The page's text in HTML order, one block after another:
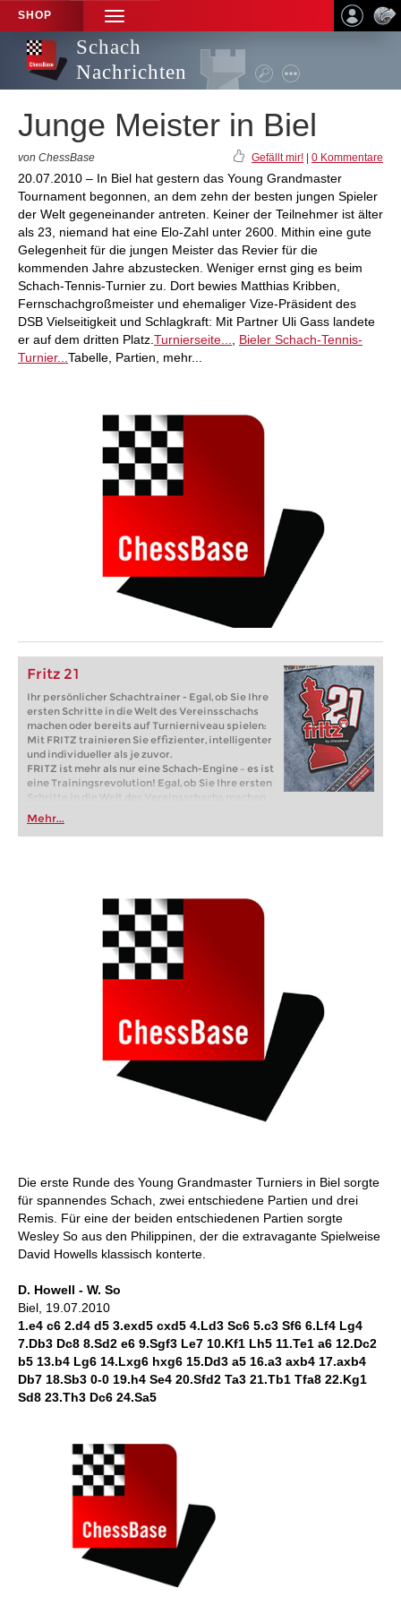
SHOP
TOGGLE
NAVIGATION
Schach
Nachrichten
Junge Meister in Biel
von ChessBase Gefällt mir! 0 Kommentare
20.07.2010 – In Biel hat gestern das Young Grandmaster
Tournament begonnen, an dem zehn der besten jungen Spieler
der Welt gegeneinander antreten. Keiner der Teilnehmer ist älter
als 23, niemand hat eine Elo-Zahl unter 2600. Mithin eine gute
Gelegenheit für die jungen Meister das Revier für die
kommenden Jahre abzustecken. Weniger ernst ging es beim
Schach-Tennis-Turnier zu. Dort bewies Matthias Kribben,
Fernschachgroßmeister und ehemaliger Vize-Präsident des
DSB Vielseitigkeit und Schlagkraft: Mit Partner Uli Gass landete
er auf dem dritten Platz. Turnierseite...
Bieler Schach-Tennis-
Turnier... Tabelle, Partien, mehr...
Fritz 21
Ihr persönlicher Schachtrainer - Egal, ob Sie Ihre
ersten Schritte in die Welt des Vereinsschachs
machen oder bereits auf Turnierniveau spielen:
Mit FRITZ trainieren Sie effizienter, intelligenter
und individueller als je zuvor.
FRITZ ist mehr als nur eine Schach-Engine – es ist
eine Trainingsrevolution! Egal, ob Sie Ihre ersten
Schritte in die Welt des Vereinsschachs machen
oder bereits auf Turnierniveau spielen: Mit
FRITZ trainieren Sie effizienter, intelligenter und
individueller als je zuvor.
Mehr...
Die erste Runde des Young Grandmaster Turniers in Biel sorgte
für spannendes Schach, zwei entschiedene Partien und drei
Remis. Für eine der beiden entschiedenen Partien sorgte
Wesley So aus den Philippinen, der die extravagante Spielweise
David Howells klassisch konterte.
D. Howell - W. So
Biel, 19.07.2010
1.e4 c6 2.d4 d5 3.exd5 cxd5 4.Ld3 Sc6 5.c3 Sf6 6.Lf4 Lg4
7.Db3 Dc8 8.Sd2 e6 9.Sgf3 Le7 10.Kf1 Lh5 11.Te1 a6 12.Dc2
b5 13.b4 Lg6 14.Lxg6 hxg6 15.Dd3 a5 16.a3 axb4 17.axb4
Db7 18.Sb3 0-0 19.h4 Se4 20.Sfd2 Ta3 21.Tb1 Tfa8 22.Kg1
Sd8 23.Th3 Dc6 24.Sa5